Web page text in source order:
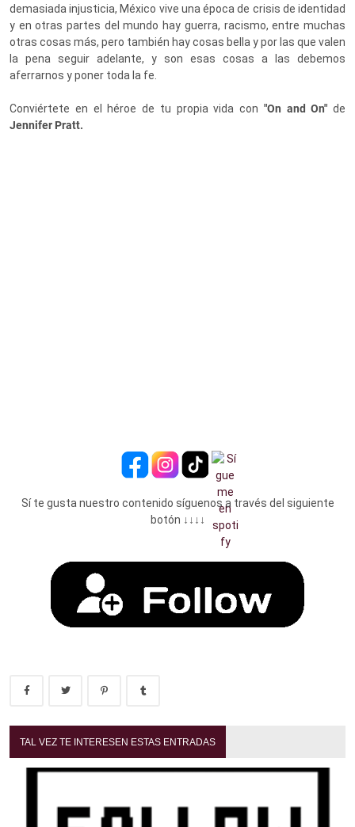
demasiada injusticia, México vive una época de crisis de identidad
y en otras partes del mundo hay guerra, racismo, entre muchas
otras cosas más, pero también hay cosas bella y por las que valen
la pena seguir adelante, y son esas cosas a las debemos
aferrarnos y poner toda la fe.
Conviértete en el héroe de tu propia vida con "On and On" de
Jennifer Pratt.
Sí te gusta nuestro contenido síguenos a través del siguiente
botón ↓↓↓↓
TAL VEZ TE INTERESEN ESTAS ENTRADAS